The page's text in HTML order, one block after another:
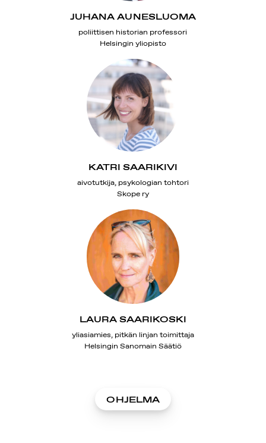
JUHANA AUNESLUOMA
poliittisen historian professori
Helsingin yliopisto
KATRI SAARIKIVI
aivotutkija, psykologian tohtori
Skope ry
LAURA SAARIKOSKI
yliasiamies, pitkän linjan toimittaja
Helsingin Sanomain Säätiö
OHJELMA